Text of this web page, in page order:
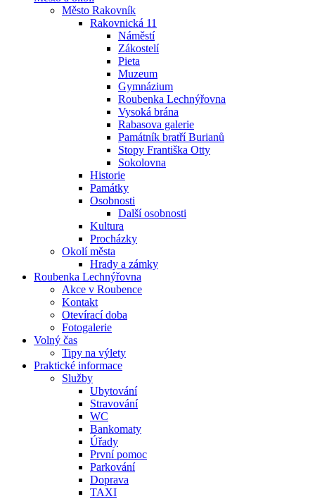
Město Rakovník
Rakovnická 11
Náměstí
Zákostelí
Pieta
Muzeum
Gymnázium
Roubenka Lechnýřovna
Vysoká brána
Rabasova galerie
Památník bratří Burianů
Stopy Františka Otty
Sokolovna
Historie
Památky
Osobnosti
Další osobnosti
Kultura
Procházky
Okolí města
Hrady a zámky
Roubenka Lechnýřovna
Akce v Roubence
Kontakt
Otevírací doba
Fotogalerie
Volný čas
Tipy na výlety
Praktické informace
Služby
Ubytování
Stravování
WC
Bankomaty
Úřady
První pomoc
Parkování
Doprava
TAXI